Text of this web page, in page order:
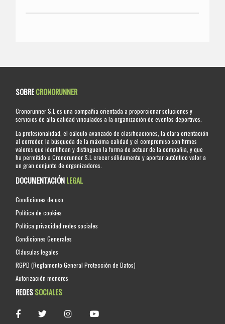
SOBRECRONORUNNER
Cronorunner S.L es una compañia orientada a proporcionar soluciones y
servicios de alta calidad vinculados a la organización de eventos deportivos.
La profesionalidad, el cálculo avanzado de clasificaciones, la clara orientación
al corredor, la búsqueda de la máxima calidad y el compromiso son firmes
valores que identifican y distinguen la forma de actuar de la compañia, y que
ha permitido a Cronorunner S.L crecer sólidamente y aportar auténtico valor a
un gran conjunto de organizadores.
DOCUMENTACIÓNLEGAL
Condiciones de uso
Política de cookies
Política privacidad redes sociales
Condiciones Generales
Cláusulas legales
RGPD (Reglamento General Protección de Datos)
Autorización menores
REDESSOCIALES